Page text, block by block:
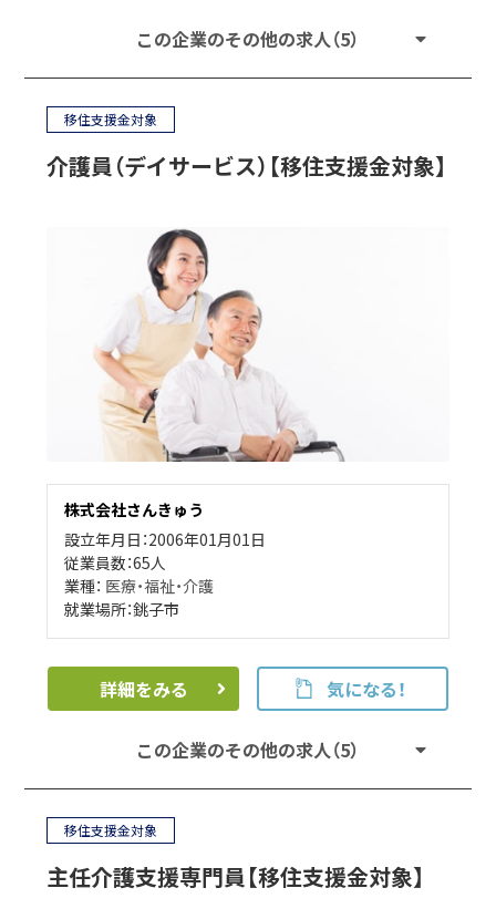
この企業のその他の求人（5）
移住支援金対象
介護員（デイサービス）【移住支援金対象】
株式会社さんきゅう
設立年月日：2006年01月01日
従業員数：65人
業種： 医療・福祉・介護
就業場所：銚子市
詳細をみる 気になる！
この企業のその他の求人（5）
移住支援金対象
主任介護支援専門員【移住支援金対象】